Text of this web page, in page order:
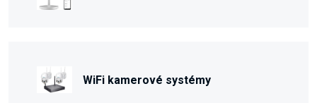
WiFi kamerové systémy